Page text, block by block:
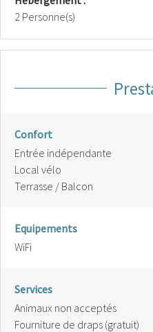
2 Personne(s)
Confort
Entrée indépendante
Local vélo
Terrasse / Balcon
Equipements
WiFi
Services
Animaux non acceptés
Fourniture de draps (gratuit)